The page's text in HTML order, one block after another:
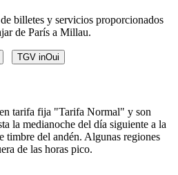
billetes y servicios proporcionados
de París a Millau.
TGV inOui
tarifa fija "Tarifa Normal" y son
la medianoche del día siguiente a la
timbre del andén. Algunas regiones
de las horas pico.